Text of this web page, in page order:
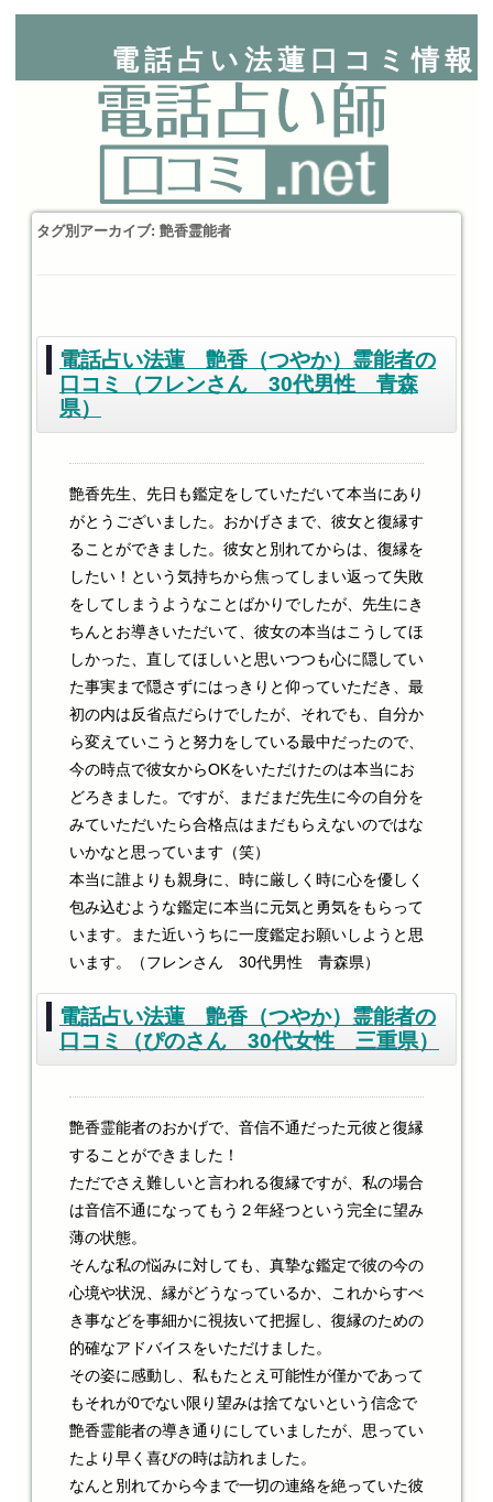
電話占い法蓮口コミ情報
タグ別アーカイブ: 艶香霊能者
電話占い法蓮 艶香（つやか）霊能者の
口コミ（フレンさん 30代男性 青森
県）
艶香先生、先日も鑑定をしていただいて本当にあり
がとうございました。おかげさまで、彼女と復縁す
ることができました。彼女と別れてからは、復縁を
したい！という気持ちから焦ってしまい返って失敗
をしてしまうようなことばかりでしたが、先生にき
ちんとお導きいただいて、彼女の本当はこうしてほ
しかった、直してほしいと思いつつも心に隠してい
た事実まで隠さずにはっきりと仰っていただき、最
初の内は反省点だらけでしたが、それでも、自分か
ら変えていこうと努力をしている最中だったので、
今の時点で彼女からOKをいただけたのは本当にお
どろきました。ですが、まだまだ先生に今の自分を
みていただいたら合格点はまだもらえないのではな
いかなと思っています（笑）
本当に誰よりも親身に、時に厳しく時に心を優しく
包み込むような鑑定に本当に元気と勇気をもらって
います。また近いうちに一度鑑定お願いしようと思
います。（フレンさん 30代男性 青森県）
電話占い法蓮 艶香（つやか）霊能者の
口コミ（ぴのさん 30代女性 三重県）
艶香霊能者のおかげで、音信不通だった元彼と復縁
することができました！
ただでさえ難しいと言われる復縁ですが、私の場合
は音信不通になってもう２年経つという完全に望み
薄の状態。
そんな私の悩みに対しても、真摯な鑑定で彼の今の
心境や状況、縁がどうなっているか、これからすべ
き事などを事細かに視抜いて把握し、復縁のための
的確なアドバイスをいただけました。
その姿に感動し、私もたとえ可能性が僅かであって
もそれが0でない限り望みは捨てないという信念で
艶香霊能者の導き通りにしていましたが、思ってい
たより早く喜びの時は訪れました。
なんと別れてから今まで一切の連絡を絶っていた彼